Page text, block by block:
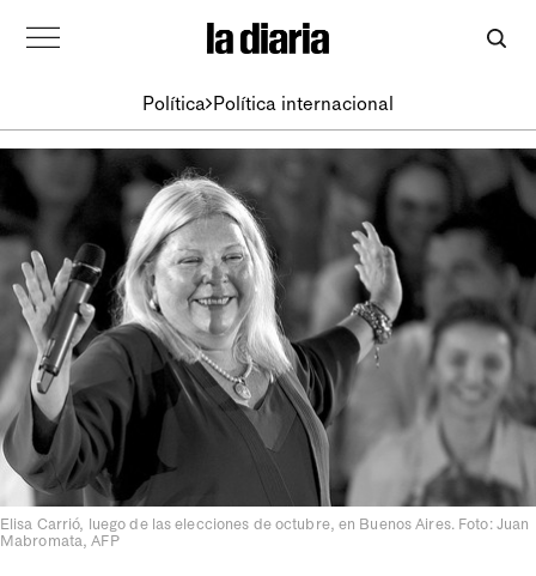
Política Política internacional
Elisa Carrió, luego de las elecciones de octubre, en Buenos Aires. Foto: Juan
Mabromata, AFP